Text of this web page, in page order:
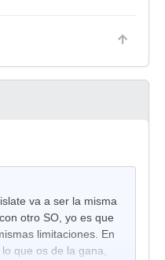
va a ser la misma
otro SO, yo es que
limitaciones. En
que os de la gana,